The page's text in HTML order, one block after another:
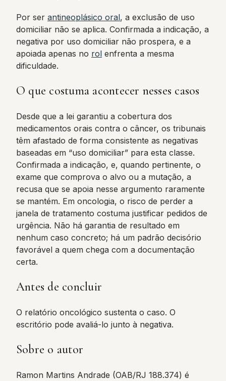
Por ser antineoplásico oral, a exclusão de uso
domiciliar não se aplica. Confirmada a indicação, a
negativa por uso domiciliar não prospera, e a
apoiada apenas no rol enfrenta a mesma
dificuldade.
O que costuma acontecer nesses casos
Desde que a lei garantiu a cobertura dos
medicamentos orais contra o câncer, os tribunais
têm afastado de forma consistente as negativas
baseadas em “uso domiciliar” para esta classe.
Confirmada a indicação, e, quando pertinente, o
exame que comprova o alvo ou a mutação, a
recusa que se apoia nesse argumento raramente
se mantém. Em oncologia, o risco de perder a
janela de tratamento costuma justificar pedidos de
urgência. Não há garantia de resultado em
nenhum caso concreto; há um padrão decisório
favorável a quem chega com a documentação
certa.
Antes de concluir
O relatório oncológico sustenta o caso. O
escritório pode avaliá-lo junto à negativa.
Sobre o autor
Ramon Martins Andrade (OAB/RJ 188.374) é